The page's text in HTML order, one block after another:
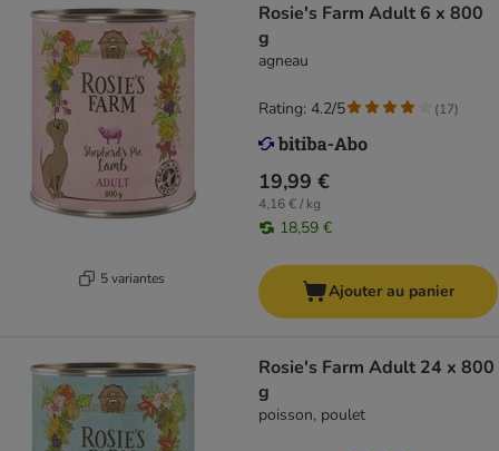
5 variantes
Rosie's Farm Adult 6 x 800
g
agneau
19,99 €
4,16 € / kg
18,59 €
Rating: 4.2/5 (17)
Ajouter au panier
Rosie's Farm Adult 24 x 800
g
poisson, poulet